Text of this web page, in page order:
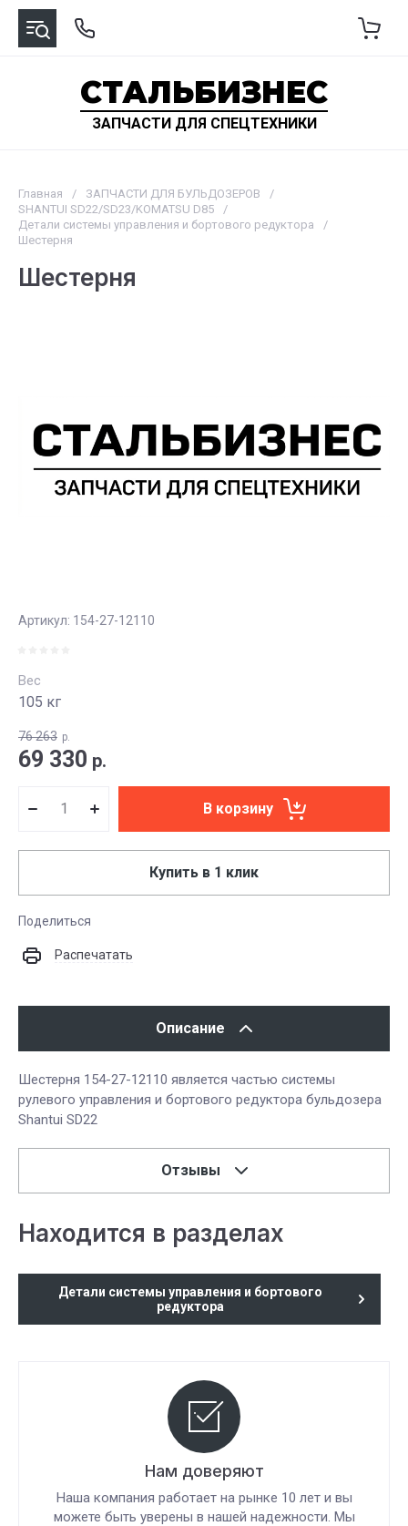
СТАЛЬБИЗНЕС
ЗАПЧАСТИ ДЛЯ СПЕЦТЕХНИКИ
Главная / ЗАПЧАСТИ ДЛЯ БУЛЬДОЗЕРОВ
/
SHANTUI SD22/SD23/KOMATSU D85
/
Детали системы управления и бортового редуктора
/
Шестерня
Шестерня
Артикул: 154-27-12110
Вес
105 кг
76 263 р.
69 330 р.
В корзину
Купить в 1 клик
Поделиться
Распечатать
Описание
Шестерня 154-27-12110 является частью системы
рулевого управления и бортового редуктора бульдозера
Shantui SD22
Отзывы
Находится в разделах
Детали системы управления и бортового
редуктора
Нам доверяют
Наша компания работает на рынке 10 лет и вы
можете быть уверены в нашей надежности. Мы